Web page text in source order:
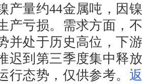
产量约44金属吨，因
产亏损。需求方面，
并处于历史高位，下
迟到第三季度集中释
行态势，仅供参考。